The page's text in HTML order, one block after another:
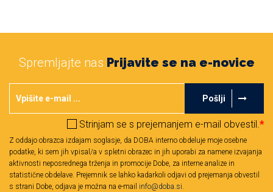
Spremljajte nas Prijavite se na e-novice
Pošlji
Strinjam se s prejemanjem e-mail obvestil.*
Z oddajo obrazca izdajam soglasje, da DOBA interno obdeluje moje osebne
podatke, ki sem jih vpisal/a v spletni obrazec in jih uporabi za namene izvajanja
aktivnosti neposrednega trženja in promocije Dobe, za interne analize in
statistične obdelave. Prejemnik se lahko kadarkoli odjavi od prejemanja obvestil
s strani Dobe, odjava je možna na e-mail info@doba.si.